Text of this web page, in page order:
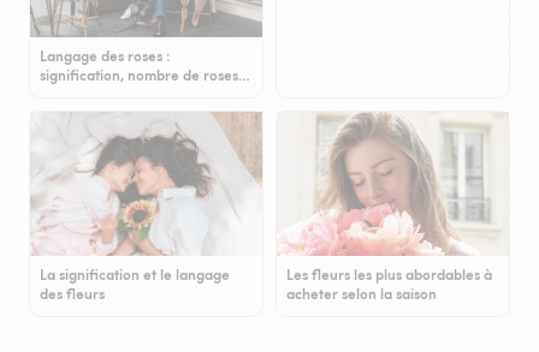
Langage des roses :
signification, nombre de roses…
La signification et le langage
des fleurs
Les fleurs les plus abordables à
acheter selon la saison